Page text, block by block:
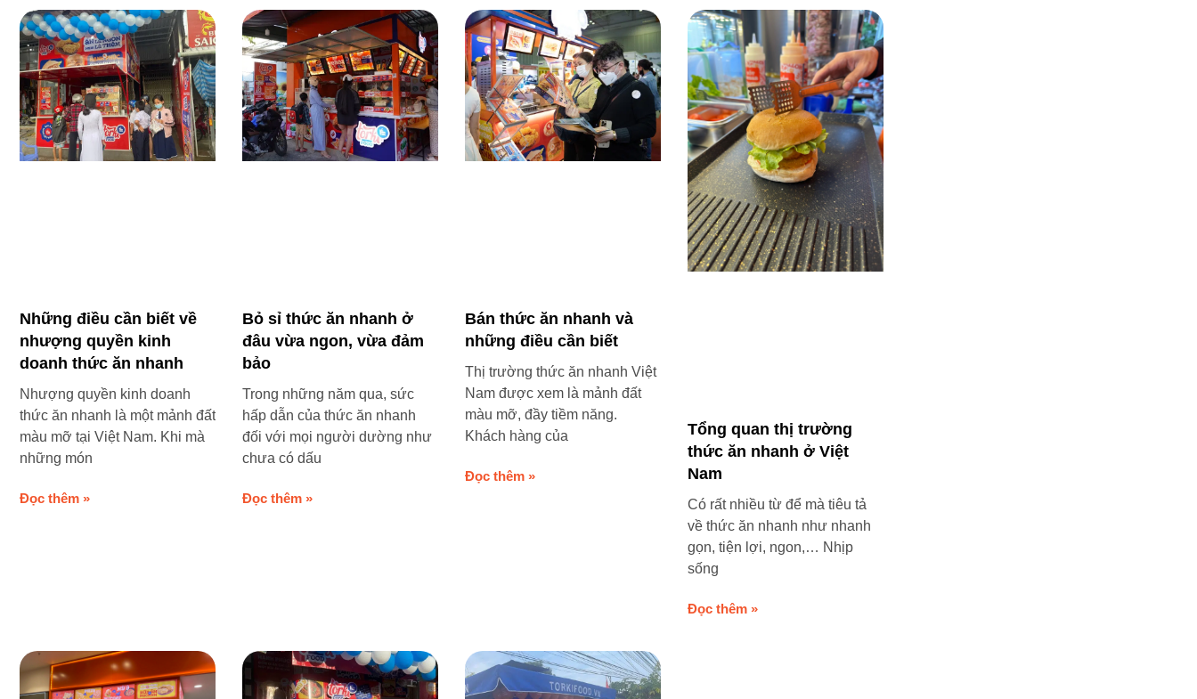
Những điều cần biết về
nhượng quyền kinh
doanh thức ăn nhanh
Nhượng quyền kinh doanh
thức ăn nhanh là một mảnh đất
màu mỡ tại Việt Nam. Khi mà
những món
Đọc thêm »
Bỏ sỉ thức ăn nhanh ở
đâu vừa ngon, vừa đảm
bảo
Trong những năm qua, sức
hấp dẫn của thức ăn nhanh
đối với mọi người dường như
chưa có dấu
Đọc thêm »
Bán thức ăn nhanh và
những điều cần biết
Thị trường thức ăn nhanh Việt
Nam được xem là mảnh đất
màu mỡ, đầy tiềm năng.
Khách hàng của
Đọc thêm »
Tổng quan thị trường
thức ăn nhanh ở Việt
Nam
Có rất nhiều từ để mà tiêu tả
về thức ăn nhanh như nhanh
gọn, tiện lợi, ngon,… Nhịp
sống
Đọc thêm »